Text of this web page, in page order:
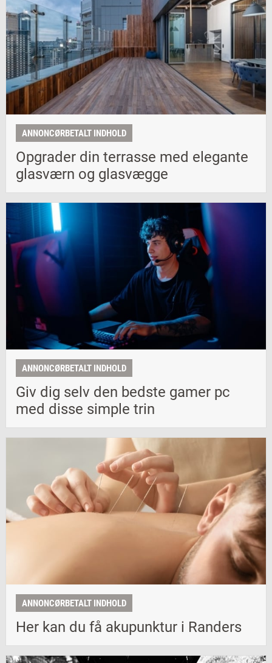
ANNONCØRBETALT INDHOLD
Opgrader din terrasse med elegante
glasværn og glasvægge
ANNONCØRBETALT INDHOLD
Giv dig selv den bedste gamer pc
med disse simple trin
ANNONCØRBETALT INDHOLD
Her kan du få akupunktur i Randers